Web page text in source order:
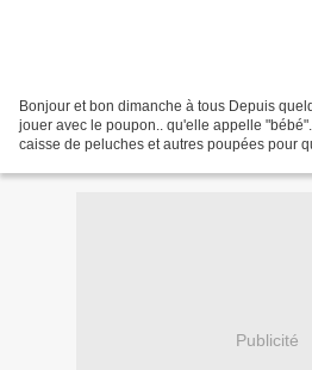
Bonjour et bon dimanche à tous Depuis
jouer avec le poupon.. qu'elle appelle
caisse de peluches et autres poupées pour
Publicité